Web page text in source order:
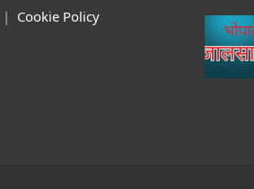
| Cookie Policy